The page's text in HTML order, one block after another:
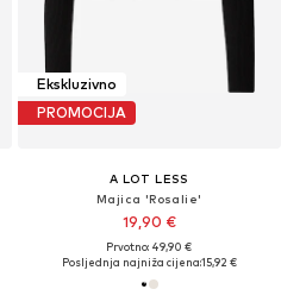
Ekskluzivno
PROMOCIJA
A LOT LESS
Majica 'Rosalie'
19,90 €
Prvotno: 49,90 €
Posljednja najniža cijena:15,92 €